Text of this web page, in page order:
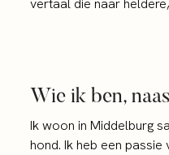
vertaal die naar
Wie ik ben,
Ik woon in Middelburg
hond. Ik heb een